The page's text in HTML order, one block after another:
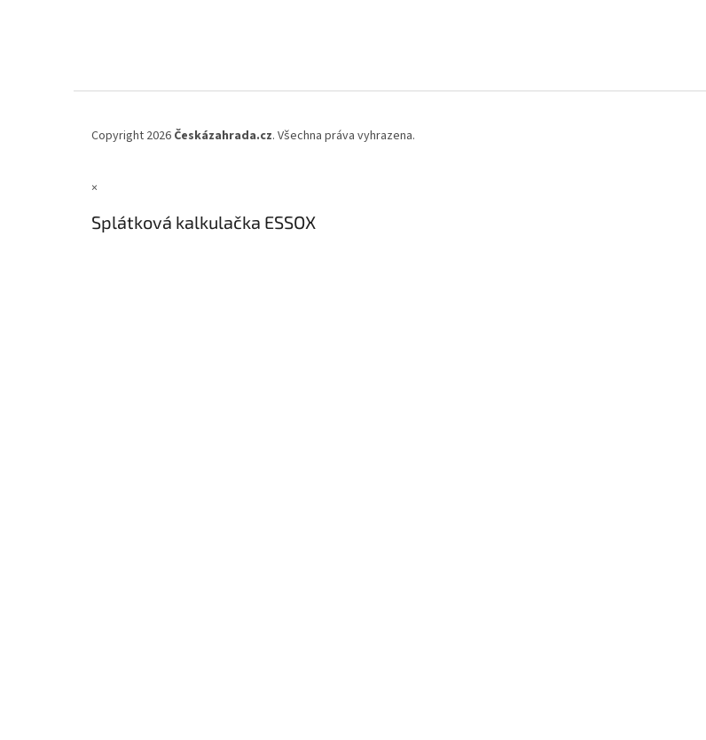
Copyright 2026 Českázahrada.cz. Všechna práva vyhrazena.
×
Splátková kalkulačka ESSOX